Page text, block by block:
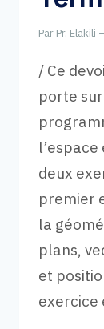
Par Pr. Elakili
/ Ce
porte
deux
premier
la
plans,
et
exercice